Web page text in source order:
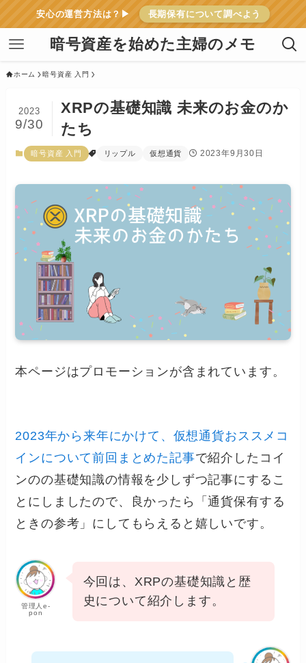
安心の運営方法は？▶ 長期保有について調べよう
暗号資産を始めた主婦のメモ
ホーム 暗号資産 入門
XRPの基礎知識 未来のお金のか
たち
2023
9/30
暗号資産 入門 リップル 仮想通貨 2023年9月30日
本ページはプロモーションが含まれています。
2023年から来年にかけて、仮想通貨おススメコ
インについて前回まとめた記事で紹介したコイ
ンのの基礎知識の情報を少しずつ記事にするこ
とにしましたので、良かったら「通貨保有する
ときの参考」にしてもらえると嬉しいです。
管理人e-
pon
今回は、XRPの基礎知識と歴
史について紹介します。